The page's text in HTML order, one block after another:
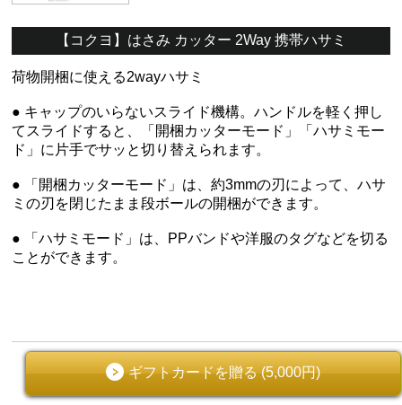
【コクヨ】はさみ カッター 2Way 携帯ハサミ
荷物開梱に使える2wayハサミ
● キャップのいらないスライド機構。ハンドルを軽く押し
てスライドすると、「開梱カッターモード」「ハサミモー
ド」に片手でサッと切り替えられます。
● 「開梱カッターモード」は、約3mmの刃によって、ハサ
ミの刃を閉じたまま段ボールの開梱ができます。
● 「ハサミモード」は、PPバンドや洋服のタグなどを切る
ことができます。
ギフトカードを贈る (5,000円)